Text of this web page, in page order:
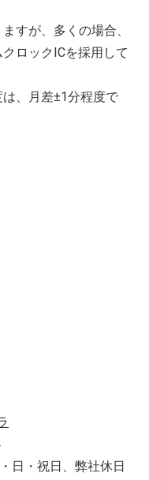
すが、多くの場合、
ロックICを採用して
、月差±1分程度で
日・祝日、弊社休日